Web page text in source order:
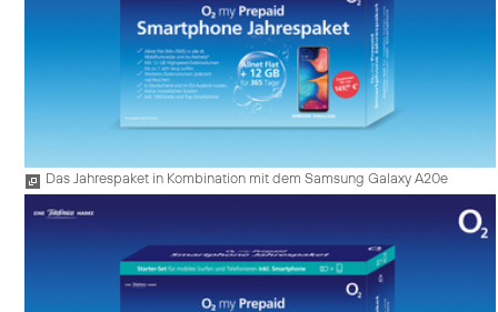
Das Jahrespaket in Kombination mit dem Samsung Galaxy A20e